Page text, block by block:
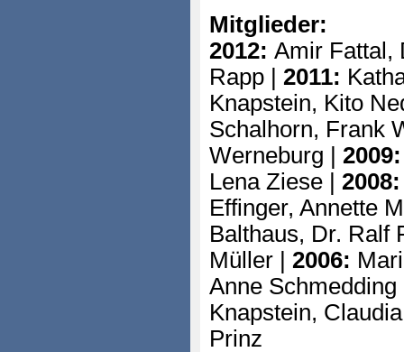
Mitglieder:
2012: Amir Fattal,
Rapp | 2011:
Knapstein, Kito
Schalhorn, Frank
Werneburg | 2009:
Lena Ziese | 2008:
Effinger, Annette
Balthaus, Dr. Ralf
Müller | 2006:
Anne
Knapstein,
Prinz